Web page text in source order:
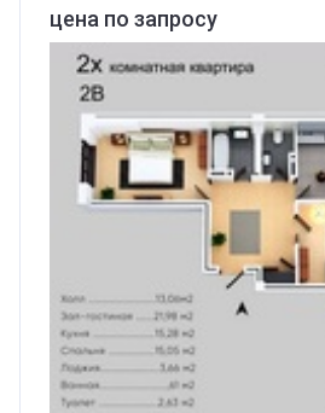
цена по запросу